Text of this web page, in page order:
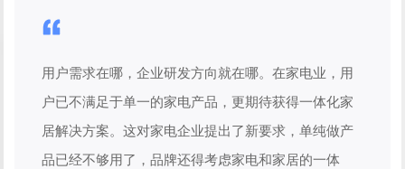
用户需求在哪，企业研发方向就在哪。在家电业，用
户已不满足于单一的家电产品，更期待获得一体化家
居解决方案。这对家电企业提出了新要求，单纯做产
品已经不够用了，品牌还得考虑家电和家居的一体